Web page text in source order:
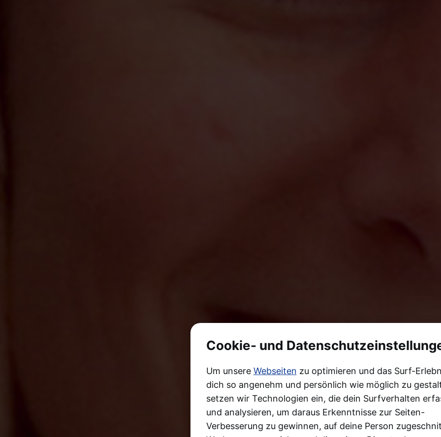
Cookie- und
Um unsere Webseiten zu optimieren und das Surf-
dich so angenehm und persönlich wie möglich zu
setzen wir Technologien ein, die dein Surfverhalten
und analysieren, um daraus Erkenntnisse zur Seiten-
Verbesserung zu gewinnen, auf deine Person